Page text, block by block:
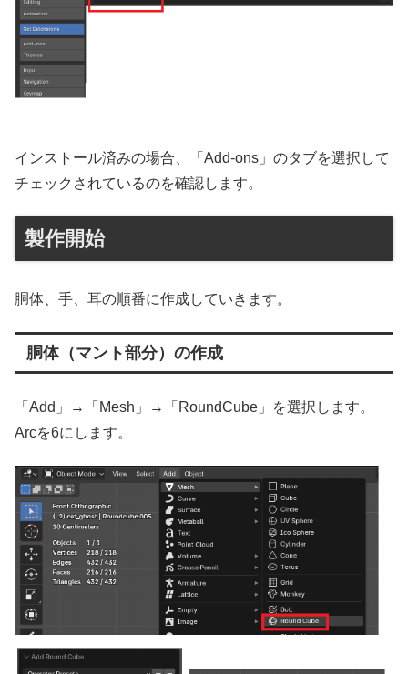
インストール済みの場合、「Add-ons」のタブを選択して
チェックされているのを確認します。
製作開始
胴体、手、耳の順番に作成していきます。
胴体（マント部分）の作成
「Add」→「Mesh」→「RoundCube」を選択します。
Arcを6にします。